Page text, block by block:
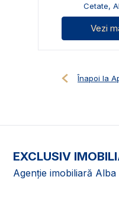
Cetate,
Vezi
Înapoi la
EXCLUSIV
Agenție imobiliară Alba